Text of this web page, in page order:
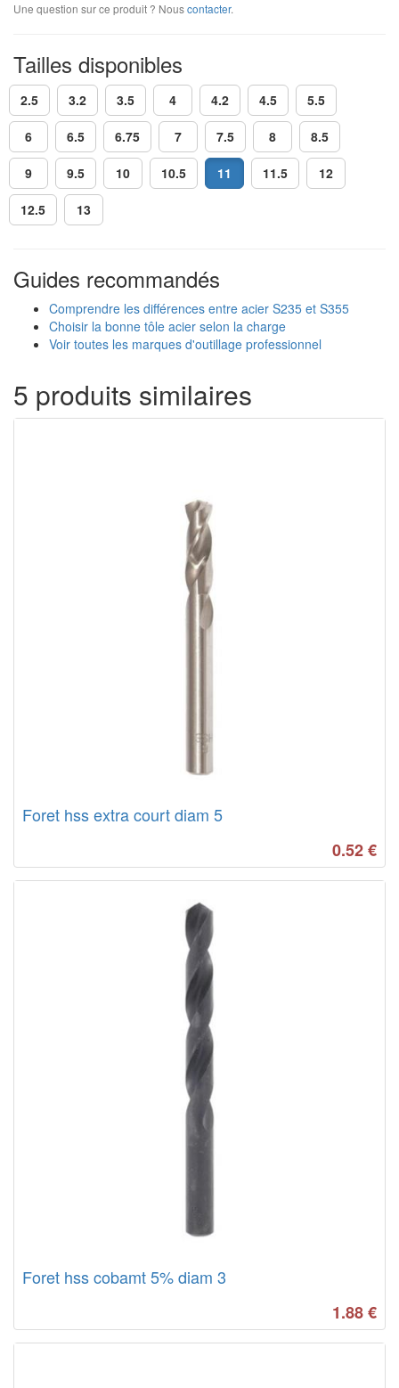
Une question sur ce produit ? Nouscontacter.
Tailles disponibles
2.5 3.2 3.5 4 4.2 4.5 5.5
6 6.5 6.75 7 7.5 8 8.5
9 9.5 10 10.5 11 11.5 12
12.5 13
Guides recommandés
Comprendre les différences entre acier S235 et S355
Choisir la bonne tôle acier selon la charge
Voir toutes les marques d'outillage professionnel
5 produits similaires
Foret hss extra court diam 5
0.52€
Foret hss cobamt 5% diam 3
1.88€